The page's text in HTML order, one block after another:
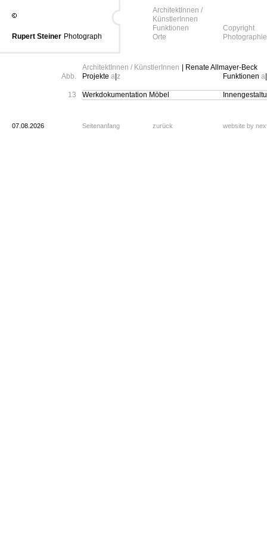
Rupert Steiner Photograph
ArchitektInnen /
KünstlerInnen
Funktionen
Orte
Copyright
Photographie
ArchitektInnen / KünstlerInnen
| Renate Allmayer-Beck
Abb.
Projekte a z Funktionen a
13 Werkdokumentation Möbel
07.08.2026 Seitenanfang zurück website by